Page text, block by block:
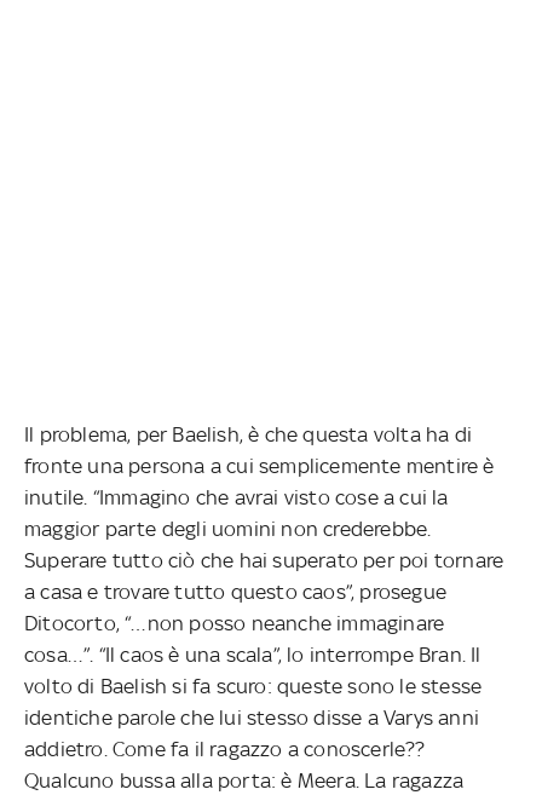
Il problema, per Baelish, è che questa volta ha di
fronte una persona a cui semplicemente mentire è
inutile. “Immagino che avrai visto cose a cui la
maggior parte degli uomini non crederebbe.
Superare tutto ciò che hai superato per poi tornare
a casa e trovare tutto questo caos”, prosegue
Ditocorto, “…non posso neanche immaginare
cosa…”. “Il caos è una scala”, lo interrompe Bran. Il
volto di Baelish si fa scuro: queste sono le stesse
identiche parole che lui stesso disse a Varys anni
addietro. Come fa il ragazzo a conoscerle??
Qualcuno bussa alla porta: è Meera. La ragazza